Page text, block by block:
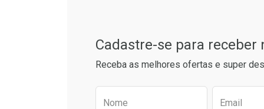
Cadastre-se para receber
Receba as melhores ofertas e super
Preencha o formulário
Nome Email